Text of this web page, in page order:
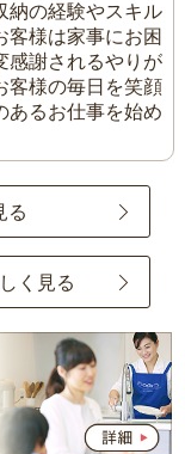
納の経験やスキル
客様は家事にお困
感謝されるやりが
客様の毎日を笑顔
あるお仕事を始め
る
く見る